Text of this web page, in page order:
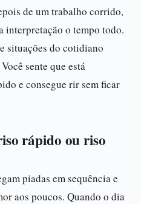
de um trabalho corrido,
interpretação o tempo todo.
situações do cotidiano
sente que está
e consegue rir sem ficar
rápido ou riso
piadas em sequência e
aos poucos. Quando o dia